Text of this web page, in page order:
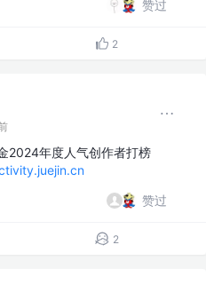
赞过
2
2024年度人气创作者打榜
赞过
2